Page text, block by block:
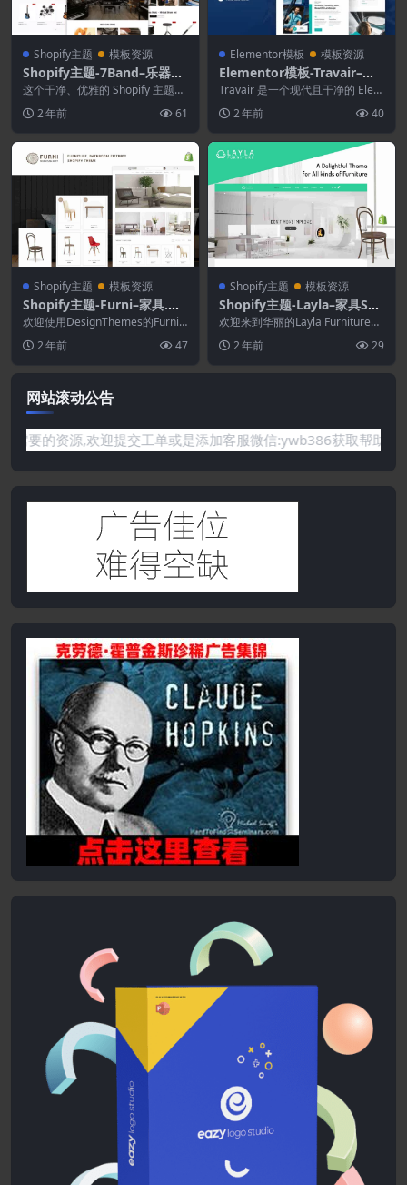
Shopify主题 模板资源
Shopify主题-7Band–乐器商
店Shopify主题
这个干净、优雅的 Shopify 主题专
它非常适合...
2 年前 61
Elementor模板 模板资源
Elementor模板-Travair–私
人飞机和直升机包机Elemen
tor模板套件
Travair 是一个现代且干净的 Elem
些...2 年前 40
Shopify主题 模板资源
Shopify主题-Furni–家具.浴
室配件Shopify主题
欢迎使用DesignThemes的Furni S
2 年前 47
Shopify主题 模板资源
Shopify主题-Layla–家具Sho
pify主题
欢迎来到华丽的Layla Furniture主
2 年前 29
网站滚动公告
你需要的资源,欢迎提交工单或是添加客服微信:ywb386获取帮